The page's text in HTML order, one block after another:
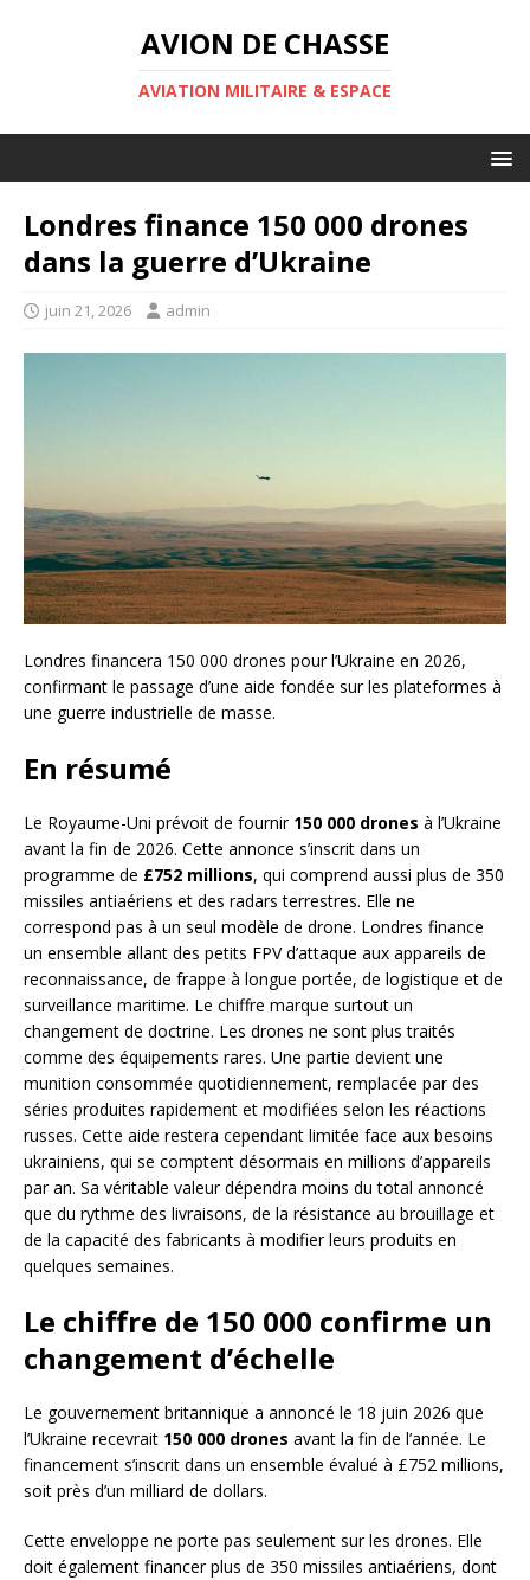
AVION DE CHASSE
AVIATION MILITAIRE & ESPACE
Londres finance 150 000 drones
dans la guerre d’Ukraine
juin 21, 2026 admin
Londres financera 150 000 drones pour l’Ukraine en 2026,
confirmant le passage d’une aide fondée sur les plateformes à
une guerre industrielle de masse.
En résumé
Le Royaume-Uni prévoit de fournir 150 000 drones à l’Ukraine
avant la fin de 2026. Cette annonce s’inscrit dans un
programme de £752 millions, qui comprend aussi plus de 350
missiles antiaériens et des radars terrestres. Elle ne
correspond pas à un seul modèle de drone. Londres finance
un ensemble allant des petits FPV d’attaque aux appareils de
reconnaissance, de frappe à longue portée, de logistique et de
surveillance maritime. Le chiffre marque surtout un
changement de doctrine. Les drones ne sont plus traités
comme des équipements rares. Une partie devient une
munition consommée quotidiennement, remplacée par des
séries produites rapidement et modifiées selon les réactions
russes. Cette aide restera cependant limitée face aux besoins
ukrainiens, qui se comptent désormais en millions d’appareils
par an. Sa véritable valeur dépendra moins du total annoncé
que du rythme des livraisons, de la résistance au brouillage et
de la capacité des fabricants à modifier leurs produits en
quelques semaines.
Le chiffre de 150 000 confirme un
changement d’échelle
Le gouvernement britannique a annoncé le 18 juin 2026 que
l’Ukraine recevrait 150 000 drones avant la fin de l’année. Le
financement s’inscrit dans un ensemble évalué à £752 millions,
soit près d’un milliard de dollars.
Cette enveloppe ne porte pas seulement sur les drones. Elle
doit également financer plus de 350 missiles antiaériens, dont